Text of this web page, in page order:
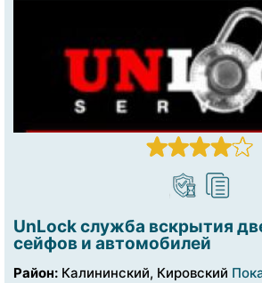
UnLock служба вскрытия
сейфов и автомобилей
Район: Калининский, Кировский